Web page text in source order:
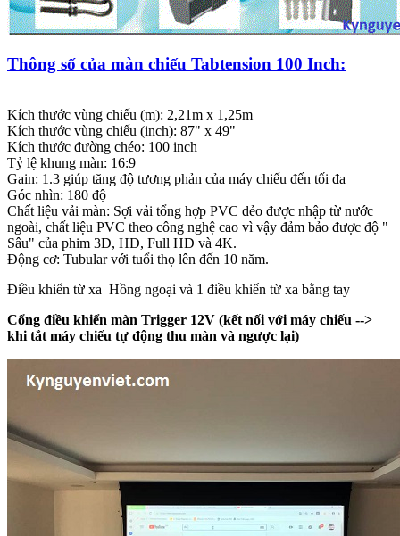
Thông số của màn chiếu Tabtension 100 Inch:
Kích thước vùng chiếu (m): 2,21m x 1,25m
Kích thước vùng chiếu (inch): 87" x 49"
Kích thước đường chéo: 100 inch
Tỷ lệ khung màn: 16:9
Gain: 1.3 giúp tăng độ tương phản của máy chiếu đến tối đa
Góc nhìn: 180 độ
Chất liệu vải màn: Sợi vải tổng hợp PVC dẻo được nhập từ nước
ngoài, chất liệu PVC theo công nghệ cao vì vậy đảm bảo được độ "
Sâu" của phim 3D, HD, Full HD và 4K.
Động cơ: Tubular với tuổi thọ lên đến 10 năm.
Điều khiển từ xa Hồng ngoại và 1 điều khiển từ xa bằng tay
Cổng điều khiển màn Trigger 12V (kết nối với máy chiếu -->
khi tắt máy chiếu tự động thu màn và ngược lại)